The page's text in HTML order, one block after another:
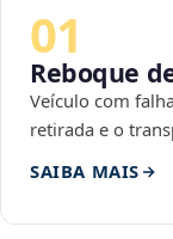
01
Reboque
Veículo com
retirada e o
SAIBA MAIS